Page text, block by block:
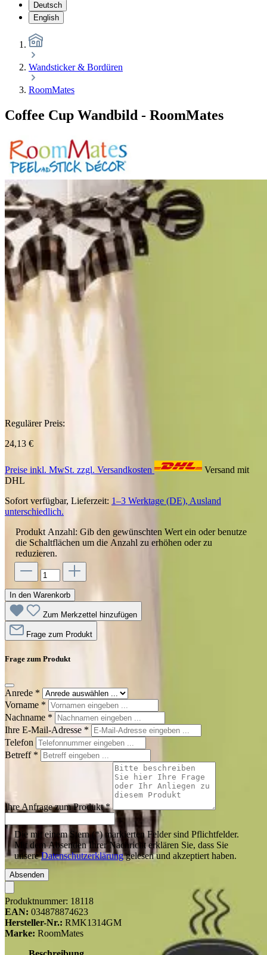
Deutsch
English
Wandsticker & Bordüren
RoomMates
Coffee Cup Wandbild - RoomMates
Regulärer Preis:
24,13 €
Preise inkl. MwSt. zzgl. Versandkosten
Versand mit
DHL
Sofort verfügbar, Lieferzeit: 1–3 Werktage (DE), Ausland
unterschiedlich.
Produkt Anzahl: Gib den gewünschten Wert ein oder benutze
die Schaltflächen um die Anzahl zu erhöhen oder zu
reduzieren.
In den Warenkorb
Zum Merkzettel hinzufügen
Frage zum Produkt
Frage zum Produkt
Anrede *
Vorname *
Nachname *
Ihre E-Mail-Adresse *
Telefon
Betreff *
Ihre Anfrage zum Produkt*
Die mit einem Stern (*) markierten Felder sind Pflichtfelder.
Mit dem Absenden Ihrer Nachricht erklären Sie, dass Sie
unsereDatenschutzerklärunggelesen und akzeptiert haben.
Absenden
Produktnummer: 18118
EAN: 034878874623
Hersteller-Nr.: RMK1314GM
Marke: RoomMates